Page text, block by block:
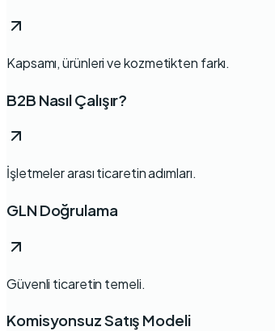
Kapsamı, ürünleri ve kozmetikten farkı.
B2B Nasıl Çalışır?
İşletmeler arası ticaretin adımları.
GLN Doğrulama
Güvenli ticaretin temeli.
Komisyonsuz Satış Modeli